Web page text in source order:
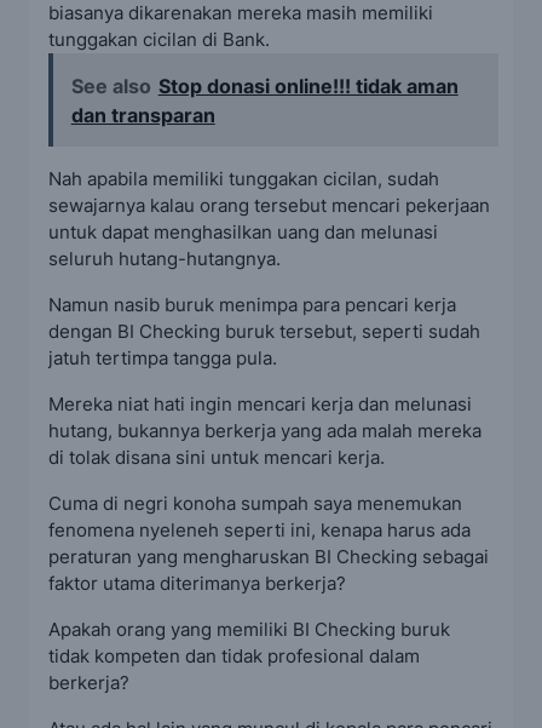
biasanya dikarenakan mereka masih memiliki
tunggakan cicilan di Bank.
See also Stop donasi online!!! tidak aman
dan transparan
Nah apabila memiliki tunggakan cicilan, sudah
sewajarnya kalau orang tersebut mencari pekerjaan
untuk dapat menghasilkan uang dan melunasi
seluruh hutang-hutangnya.
Namun nasib buruk menimpa para pencari kerja
dengan BI Checking buruk tersebut, seperti sudah
jatuh tertimpa tangga pula.
Mereka niat hati ingin mencari kerja dan melunasi
hutang, bukannya berkerja yang ada malah mereka
di tolak disana sini untuk mencari kerja.
Cuma di negri konoha sumpah saya menemukan
fenomena nyeleneh seperti ini, kenapa harus ada
peraturan yang mengharuskan BI Checking sebagai
faktor utama diterimanya berkerja?
Apakah orang yang memiliki BI Checking buruk
tidak kompeten dan tidak profesional dalam
berkerja?